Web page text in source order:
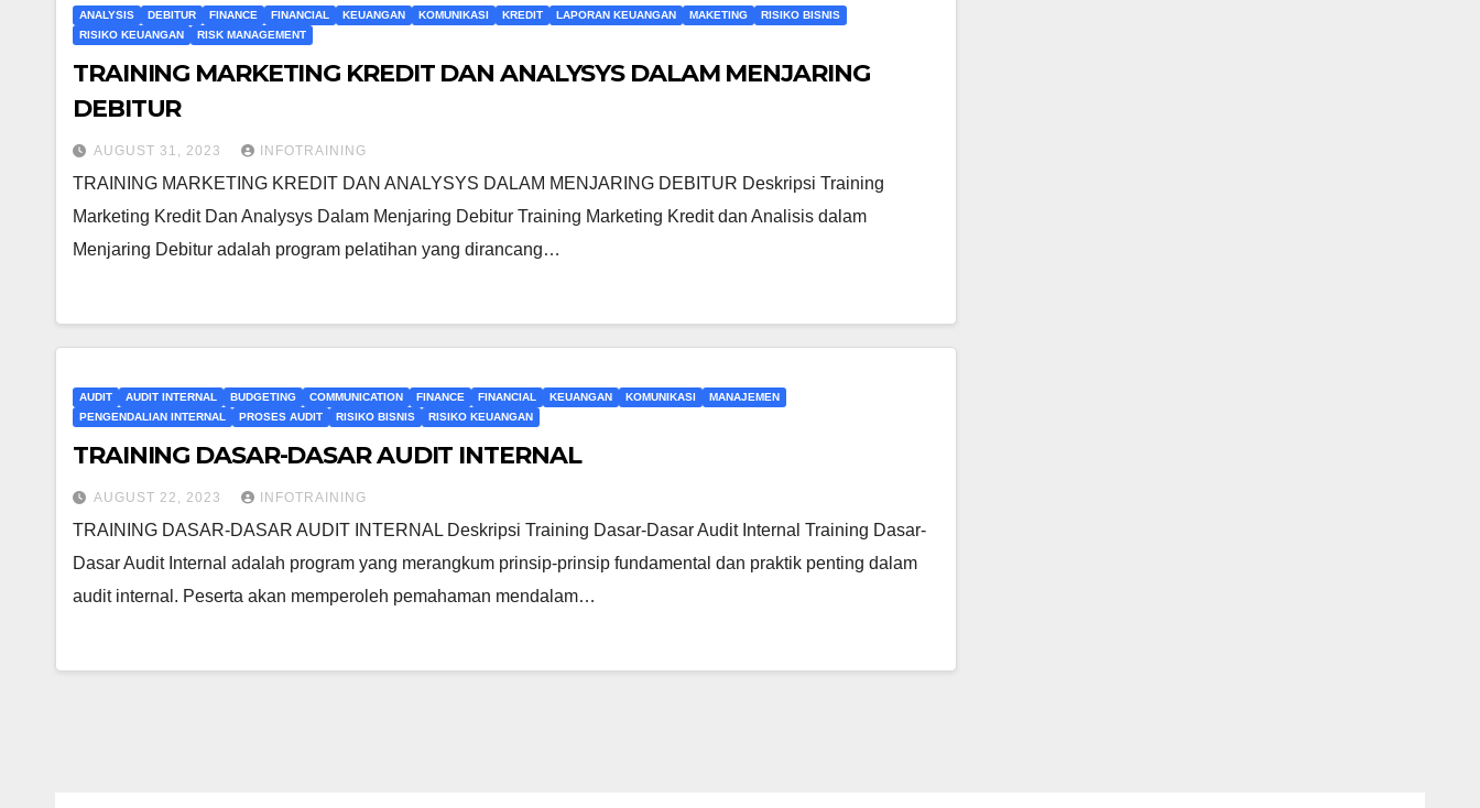
ANALYSIS DEBITUR FINANCE FINANCIAL KEUANGAN KOMUNIKASI KREDIT LAPORAN KEUANGAN MAKETING
RISIKO BISNIS
RISIKO KEUANGAN
RISK MANAGEMENT
TRAINING MARKETING KREDIT DAN ANALYSYS DALAM MENJARING
DEBITUR
AUGUST 31, 2023 INFOTRAINING
TRAINING MARKETING KREDIT DAN ANALYSYS DALAM MENJARING DEBITUR Deskripsi Training
Marketing Kredit Dan Analysys Dalam Menjaring Debitur Training Marketing Kredit dan Analisis dalam
Menjaring Debitur adalah program pelatihan yang dirancang…
AUDIT AUDIT INTERNAL BUDGETING COMMUNICATION FINANCE FINANCIAL KEUANGAN KOMUNIKASI
MANAJEMEN
PENGENDALIAN INTERNAL
PROSES AUDIT RISIKO BISNIS RISIKO KEUANGAN
TRAINING DASAR-DASAR AUDIT INTERNAL
AUGUST 22, 2023 INFOTRAINING
TRAINING DASAR-DASAR AUDIT INTERNAL Deskripsi Training Dasar-Dasar Audit Internal Training Dasar-
Dasar Audit Internal adalah program yang merangkum prinsip-prinsip fundamental dan praktik penting dalam
audit internal. Peserta akan memperoleh pemahaman mendalam…